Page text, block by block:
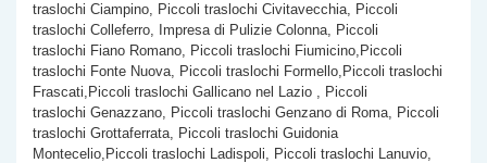
traslochi Ciampino, Piccoli traslochi Civitavecchia, Piccoli
traslochi Colleferro, Impresa di Pulizie Colonna, Piccoli
traslochi Fiano Romano, Piccoli traslochi Fiumicino,Piccoli
traslochi Fonte Nuova, Piccoli traslochi Formello,Piccoli traslochi
Frascati,Piccoli traslochi Gallicano nel Lazio , Piccoli
traslochi Genazzano, Piccoli traslochi Genzano di Roma, Piccoli
traslochi Grottaferrata, Piccoli traslochi Guidonia
Montecelio,Piccoli traslochi Ladispoli, Piccoli traslochi Lanuvio,